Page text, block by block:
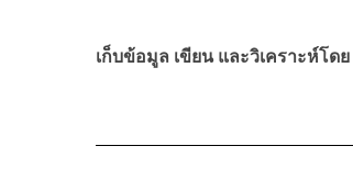
เก็บข้อมูล เขียน และวิเคราะห์โดย